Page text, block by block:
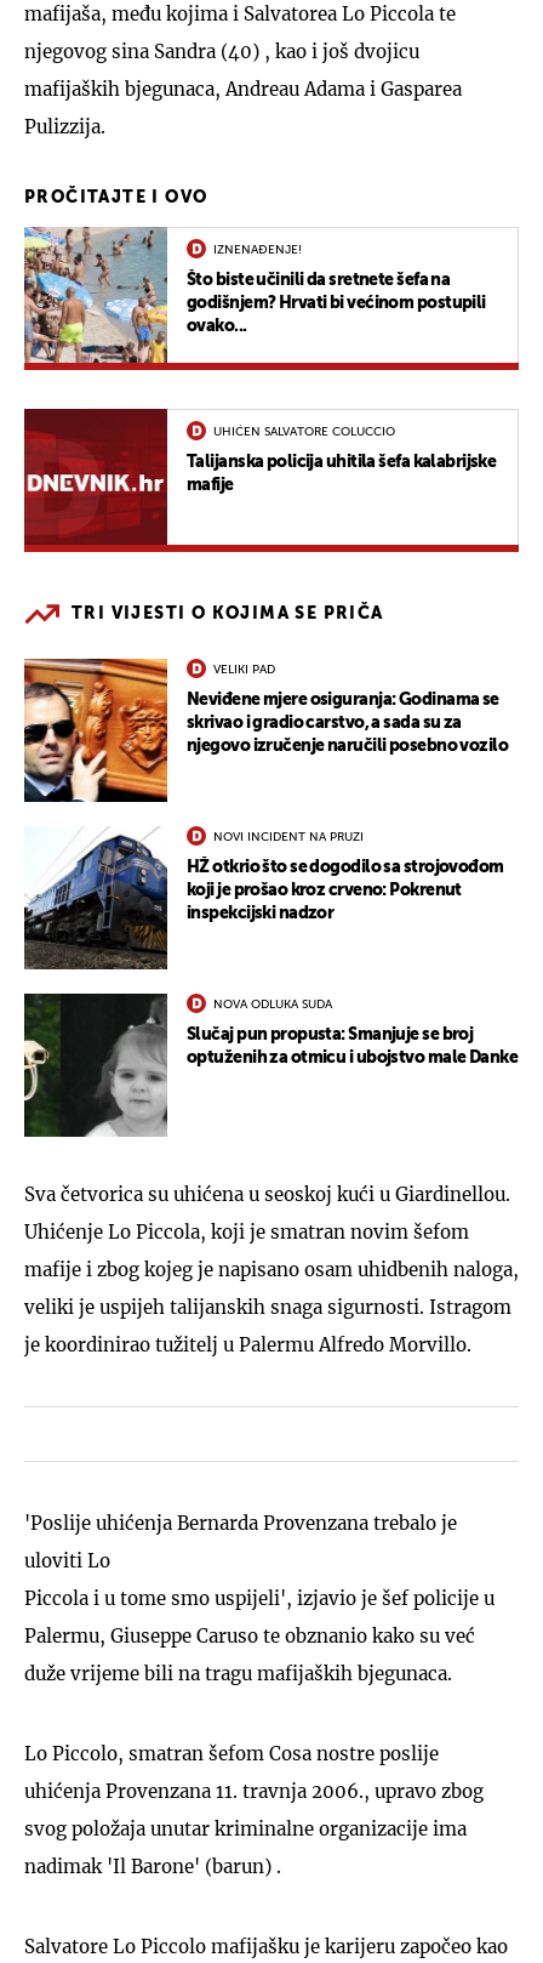
mafijaša, među kojima i Salvatorea Lo Piccola te
njegovog sina Sandra (40) , kao i još dvojicu
mafijaških bjegunaca, Andreau Adama i Gasparea
Pulizzija.
PROČITAJTE I OVO
IZNENAĐENJE!
Što biste učinili da sretnete šefa na
godišnjem? Hrvati bi većinom postupili
ovako...
UHIĆEN SALVATORE COLUCCIO
Talijanska policija uhitila šefa kalabrijske
mafije
TRI VIJESTI O KOJIMA SE PRIČA
VELIKI PAD
Neviđene mjere osiguranja: Godinama se
skrivao i gradio carstvo, a sada su za
njegovo izručenje naručili posebno vozilo
NOVI INCIDENT NA PRUZI
HŽ otkrio što se dogodilo sa strojovođom
koji je prošao kroz crveno: Pokrenut
inspekcijski nadzor
NOVA ODLUKA SUDA
Slučaj pun propusta: Smanjuje se broj
optuženih za otmicu i ubojstvo male Danke
Sva četvorica su uhićena u seoskoj kući u Giardinellou.
Uhićenje Lo Piccola, koji je smatran novim šefom
mafije i zbog kojeg je napisano osam uhidbenih naloga,
veliki je uspijeh talijanskih snaga sigurnosti. Istragom
je koordinirao tužitelj u Palermu Alfredo Morvillo.
'Poslije uhićenja Bernarda Provenzana trebalo je
uloviti Lo
Piccola i u tome smo uspijeli', izjavio je šef policije u
Palermu, Giuseppe Caruso te obznanio kako su već
duže vrijeme bili na tragu mafijaških bjegunaca.
Lo Piccolo, smatran šefom Cosa nostre poslije
uhićenja Provenzana 11. travnja 2006., upravo zbog
svog položaja unutar kriminalne organizacije ima
nadimak 'Il Barone' (barun) .
Salvatore Lo Piccolo mafijašku je karijeru započeo kao